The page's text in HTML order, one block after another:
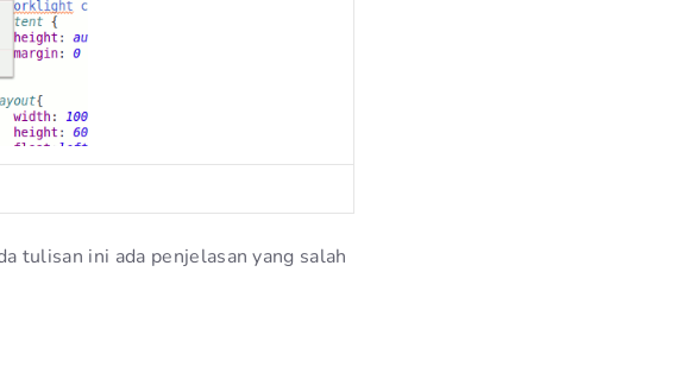
tulisan ini ada penjelasan yang salah